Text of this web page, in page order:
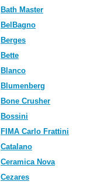
Bath Master
BelBagno
Berges
Bette
Blanco
Blumenberg
Bone Crusher
Bossini
FIMA Carlo Frattini
Catalano
Ceramica Nova
Cezares